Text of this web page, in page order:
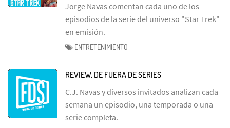
Jorge Navas comentan cada uno de los
episodios de la serie del universo "Star Trek"
en emisión.
ENTRETENIMIENTO
REVIEW, DE FUERA DE SERIES
C.J. Navas y diversos invitados analizan cada
semana un episodio, una temporada o una
serie completa.